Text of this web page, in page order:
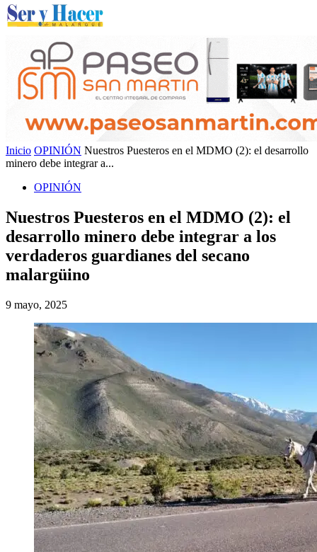
Inicio OPINIÓN Nuestros Puesteros en el MDMO (2): el desarrollo
minero debe integrar a...
OPINIÓN
Nuestros Puesteros en el MDMO (2): el
desarrollo minero debe integrar a los
verdaderos guardianes del secano
malargüino
9 mayo, 2025